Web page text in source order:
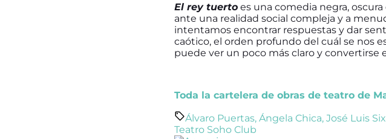
El rey tuerto es una comedia negra,
ante una realidad social compleja y a
intentamos encontrar respuestas y dar
caótico, el orden profundo del cuál se nos
puede ver un poco más claro y convertirse
Toda la cartelera de obras de teatro de
Álvaro Puertas, Ángela Chica, José Luis
Teatro Soho Club